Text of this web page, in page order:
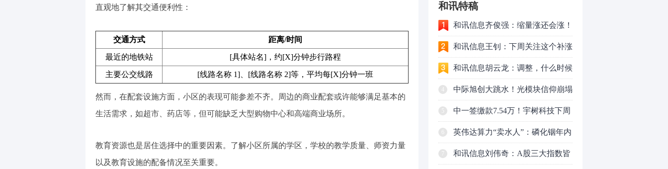
直观地了解其交通便利性：
交通方式 距离/时间
最近的地铁站 [具体站名]，约[X]分钟步行路程
主要公交线路 [线路名称 1]、[线路名称 2]等，平均每[X]分钟一班
然而，在配套设施方面，小区的表现可能参差不齐。周边的商业配套或许能够满足基本的
生活需求，如超市、药店等，但可能缺乏大型购物中心和高端商业场所。
教育资源也是居住选择中的重要因素。了解小区所属的学区，学校的教学质量、师资力量
以及教育设施的配备情况至关重要。
和讯特稿
和讯信息齐俊强：缩量涨还会涨！
和讯信息王钊：下周关注这个补涨
机会
和讯信息胡云龙：调整，什么时候
来
中际旭创大跳水！光模块信仰崩塌
了？
5 中一签缴款7.54万！宇树科技下周
一打新，A股机器人"朋友圈"全曝
光
英伟达算力“卖水人”：磷化铟年内
暴涨45%，云南锗业（002428）如
7 和讯信息刘伟奇：A股三大指数皆